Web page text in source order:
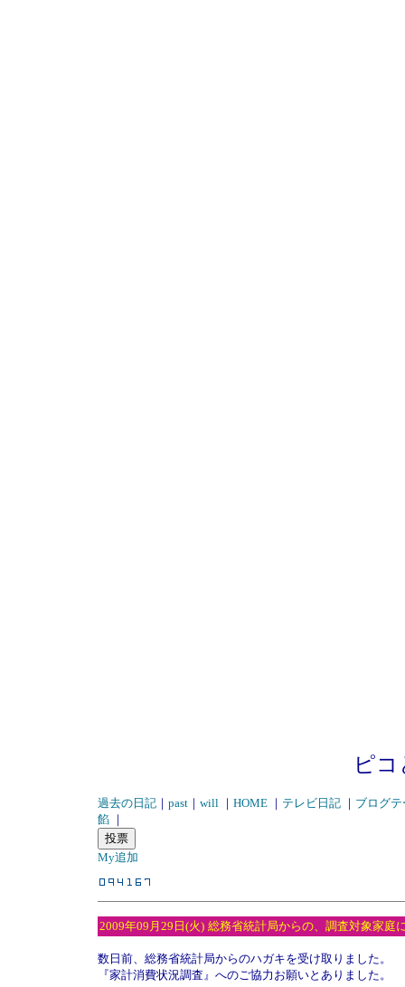
ピ
過去の日記｜ past｜ will｜ HOME｜ テレビ日記｜ ブログ
餡｜
My追加
2009年09月29日(火) 総務省統計局からの、調査対象家庭
数日前、総務省統計局からのハガキを受け取りました。
『家計消費状況調査』へのご協力お願いとありました。